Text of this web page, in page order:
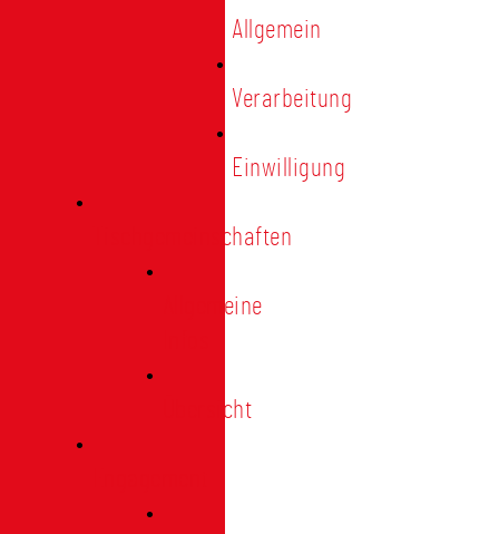
Allgemein
Verarbeitung
Einwilligung
Tischgemeinschaften
Allgemeine
Übersicht